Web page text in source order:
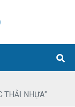
THẢI NHỰA”